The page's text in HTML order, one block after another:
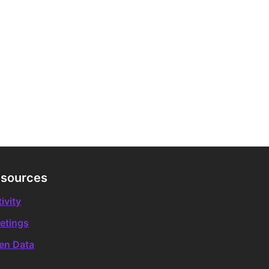
Digital i Democràtica
Data